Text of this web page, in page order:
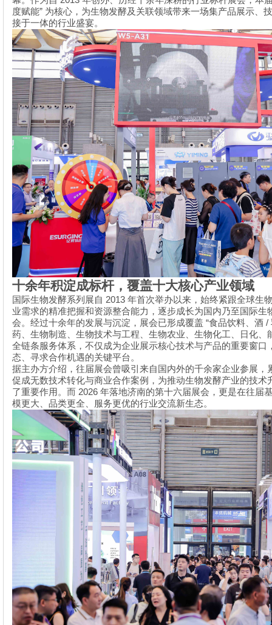
度赋能” 为核心，为生物发酵及关联领域带来一场集产品展示、
接于一体的行业盛宴。
十余年积淀成标杆，覆盖十大核心产业领域
国际生物发酵系列展自 2013 年首次举办以来，始终紧跟全球生
业需求的精准把握和资源整合能力，逐步成长为国内乃至国际生
会。经过十余年的发展与沉淀，展会已形成覆盖 “食品饮料、酒 /
药、生物制造、生物技术与工程、生物农业、生物化工、日化、
全链条服务体系，不仅成为企业展示核心技术与产品的重要窗口
态、寻求合作机遇的关键平台。
据主办方介绍，往届展会曾吸引来自国内外的千余家企业参展，
促成无数技术转化与商业合作案例，为推动生物发酵产业的技术
了重要作用。而 2026 年落地济南的第十六届展会，更是在往届
模更大、品类更全、服务更优的行业交流新生态。